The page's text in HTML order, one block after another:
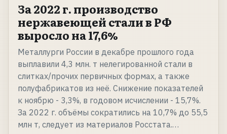
За 2022 г. производство
нержавеющей стали в РФ
выросло на 17,6%
Металлурги России в декабре прошлого года
выплавили 4,3 млн. т нелегированной стали в
слитках/прочих первичных формах, а также
полуфабрикатов из неё. Снижение показателей
к ноябрю - 3,3%, в годовом исчислении - 15,7%.
За 2022 г. объёмы сократились на 10,7% до 55,5
млн т, следует из материалов Росстата.…